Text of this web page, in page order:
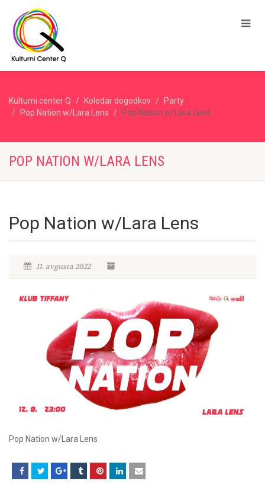
Kulturni center Q Koledar dogodkov
Party
Pop Nation w/Lara Lens
Pop Nation w/Lara Lens
POP NATION W/LARA LENS
Pop Nation w/Lara Lens
11. avgusta 2022
Pop Nation w/Lara Lens